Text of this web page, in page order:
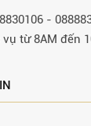
-
vụ từ 8AM đến